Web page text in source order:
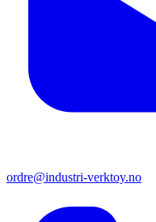
ordre@industri-verktoy.no